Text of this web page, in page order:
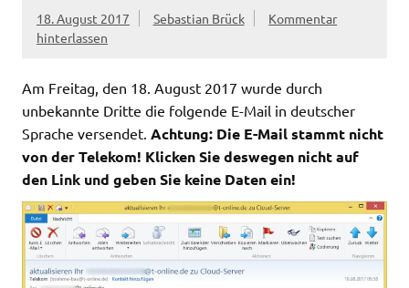
18. August 2017 Sebastian Brück
Kommentar
hinterlassen
Am Freitag, den 18. August 2017 wurde durch
unbekannte Dritte die folgende E-Mail in deutscher
Sprache versendet. Achtung: Die E-Mail stammt nicht
von der Telekom! Klicken Sie deswegen nicht auf
den Link und geben Sie keine Daten ein!